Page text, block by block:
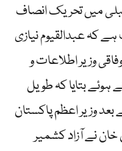
اسمبلی میں تحریک انصاف
ہے کہ عبدالقیوم نیازی
وزیر اطلاعات و
ہوئے بتایا کہ طویل
وزیر اعظم پاکستان
نے آزاد کشمیر